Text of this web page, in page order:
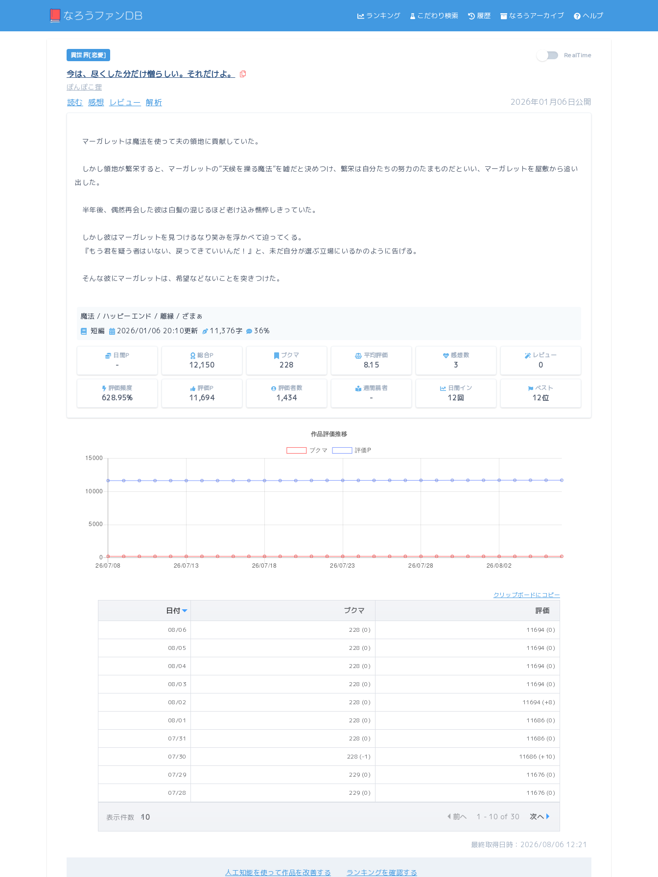
ランキング こだわり検索 履歴 なろうアーカイブ ヘルプ
異世界[恋愛] RealTime
今は、尽くした分だけ憎らしい。それだけよ。
ぽんぽこ狸
読む 感想 レビュー 解析 2026年01月06日公開
マーガレットは魔法を使って夫の領地に貢献していた。
しかし領地が繁栄すると、マーガレットの”天候を操る魔法”を嘘だと決めつけ、繁栄は自分たちの努力のたまものだといい、マーガレットを屋敷から追い
出した。
半年後、偶然再会した彼は白髪の混じるほど老け込み憔悴しきっていた。
しかし彼はマーガレットを見つけるなり笑みを浮かべて迫ってくる。
『もう君を疑う者はいない、戻ってきていいんだ！』と、未だ自分が選ぶ立場にいるかのように告げる。
そんな彼にマーガレットは、希望などないことを突きつけた。
魔法 / ハッピーエンド / 離縁 / ざまぁ
短編
2026/01/06 20:10更新 11,376字 36%
日間P
-
総合P
12,150
ブクマ
228
平均評価
8.15
感想数
3
レビュー
0
評価頻度
628.95%
評価P
11,694
評価者数
1,434
週間読者
-
日間イン
12回
ベスト
12位
クリップボードにコピー
日付 ブクマ 評価
08/06 228 (0) 11694 (0)
08/05 228 (0) 11694 (0)
08/04 228 (0) 11694 (0)
08/03 228 (0) 11694 (0)
08/02 228 (0) 11694 (+8)
08/01 228 (0) 11686 (0)
07/31 228 (0) 11686 (0)
07/30 228 (-1) 11686 (+10)
07/29 229 (0) 11676 (0)
07/28 229 (0) 11676 (0)
表示件数 前へ 1 - 10 of 30 次へ
最終取得日時：2026/08/06 12:21
人工知能を使って作品を改善する ランキングを確認する